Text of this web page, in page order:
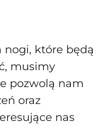
nogi, które będą
musimy
pozwolą nam
oraz
nas